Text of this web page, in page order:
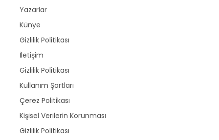
Yazarlar
Künye
Gizlilik Politikası
İletişim
Gizlilik Politikası
Kullanım Şartları
Çerez Politikası
Kişisel Verilerin Korunması
Gizlilik Politikası